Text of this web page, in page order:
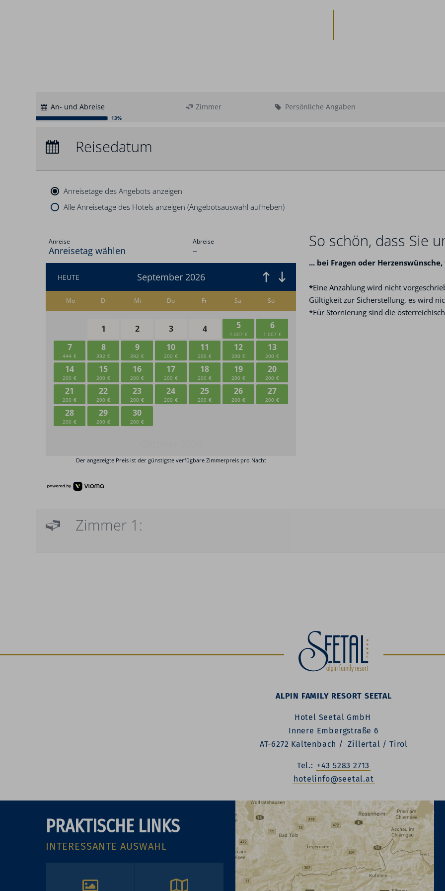
An- und Abreise Zimmer Persönliche Angaben
13%
Übernachtungen:
Reisedatum
Anreisetage des Angebots anzeigen
Alle Anreisetage des Hotels anzeigen (Angebotsauswahl aufheben)
So schön, dass Sie
... bei Fragen oder Herzenswünsche,
*Eine Anzahlung wird nicht
Gültigkeit zur Sicherstellung, es wird
*Für Stornierung sind die
Zimmer 1:
ALPIN FAMILY RESORT SEETAL
Hotel Seetal GmbH
Innere Embergstraße 6
AT-6272 Kaltenbach / Zillertal / Tirol
Tel.: +43 5283 2713
hotelinfo@seetal.at
PRAKTISCHE LINKS
INTERESSANTE AUSWAHL